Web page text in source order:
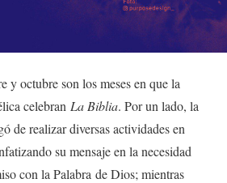
y octubre son los meses en que la
celebran La Biblia. Por un lado, la
de realizar diversas actividades en
su mensaje en la necesidad
con la Palabra de Dios; mientras